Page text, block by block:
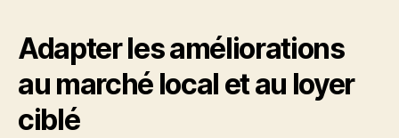
Adapter les améliorations
au marché local et au loyer
ciblé